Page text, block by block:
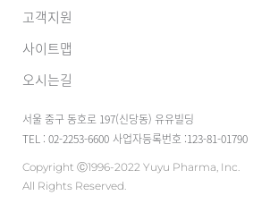
고객지원
사이트맵
오시는길
서울 중구 동호로 197(신당동) 유유빌딩
TEL : 02-2253-6600 사업자등록번호 :123-81-01790
Copyright Ⓒ1996-2022 Yuyu Pharma, Inc.
All Rights Reserved.